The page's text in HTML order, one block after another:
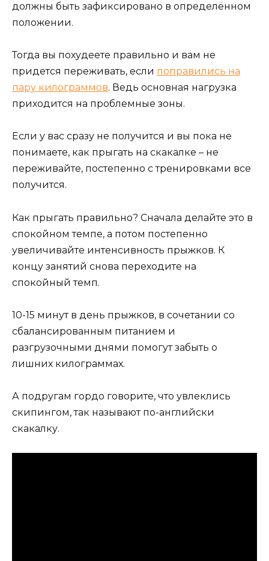
должны быть зафиксировано в определённом
положении.
Тогда вы похудеете правильно и вам не
придется переживать, если поправились на
пару килограммов. Ведь основная нагрузка
приходится на проблемные зоны.
Если у вас сразу не получится и вы пока не
понимаете, как прыгать на скакалке – не
переживайте, постепенно с тренировками все
получится.
Как прыгать правильно? Сначала делайте это в
спокойном темпе, а потом постепенно
увеличивайте интенсивность прыжков. К
концу занятий снова переходите на
спокойный темп.
10-15 минут в день прыжков, в сочетании со
сбалансированным питанием и
разгрузочными днями помогут забыть о
лишних килограммах.
А подругам гордо говорите, что увлеклись
скипингом, так называют по-английски
скакалку.